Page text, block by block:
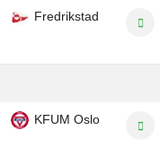
Fredrikstad
KFUM Oslo